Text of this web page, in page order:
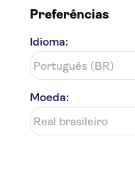
Preferências
Idioma:
Moeda: